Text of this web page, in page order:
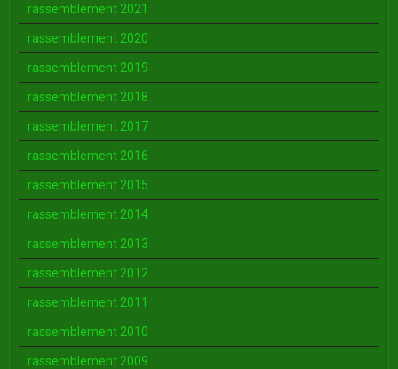
rassemblement 2021
rassemblement 2020
rassemblement 2019
rassemblement 2018
rassemblement 2017
rassemblement 2016
rassemblement 2015
rassemblement 2014
rassemblement 2013
rassemblement 2012
rassemblement 2011
rassemblement 2010
rassemblement 2009